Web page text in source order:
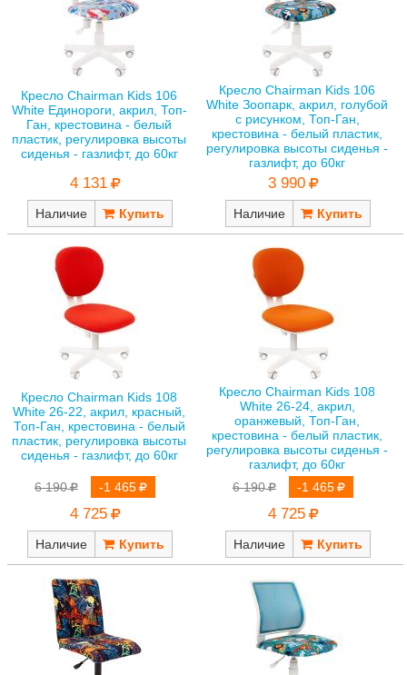
Кресло Chairman Kids 106
White Единороги, акрил, Топ-
Ган, крестовина - белый
пластик, регулировка высоты
сиденья - газлифт, до 60кг
4 131
Наличие
Кресло Chairman Kids 106
White Зоопарк, акрил, голубой
с рисунком, Топ-Ган,
крестовина - белый пластик,
регулировка высоты сиденья -
газлифт, до 60кг
3 990
Наличие
Кресло Chairman Kids 108
White 26-22, акрил, красный,
Топ-Ган, крестовина - белый
пластик, регулировка высоты
сиденья - газлифт, до 60кг
6 190 -1 465
4 725
Наличие
Кресло Chairman Kids 108
White 26-24, акрил,
оранжевый, Топ-Ган,
крестовина - белый пластик,
регулировка высоты сиденья -
газлифт, до 60кг
6 190
-1 465
4 725
Наличие